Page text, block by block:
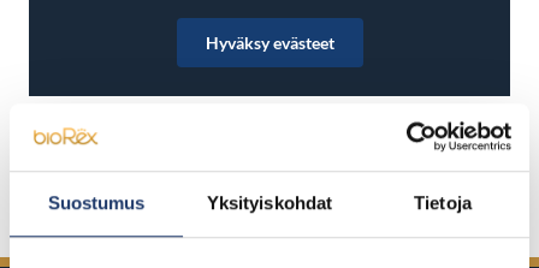
Suostumus Yksityiskohdat Tietoja
Hyväksy evästeet